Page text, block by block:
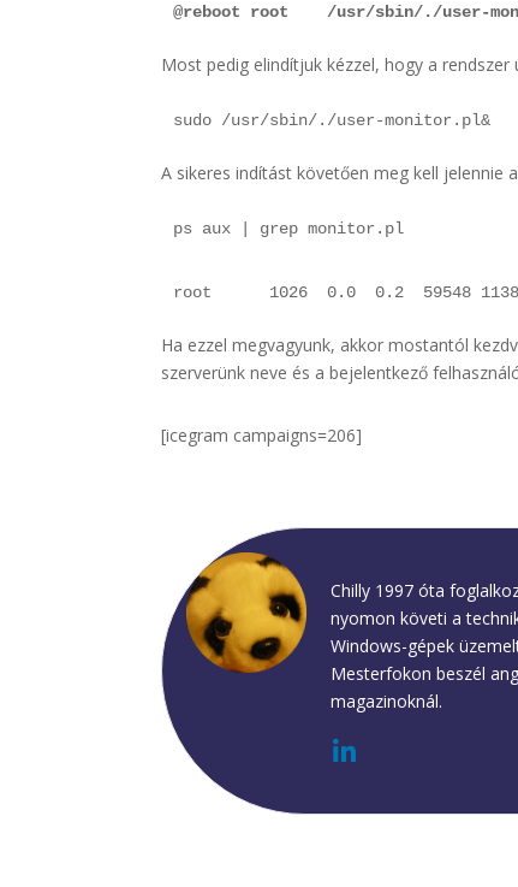
@reboot root    /usr/sbin/./user-
Most pedig elindítjuk kézzel, hogy a
sudo /usr/sbin/./user-monitor.pl&
A sikeres indítást követően meg kell jelennie
ps aux | grep monitor.pl
root      1026  0.0  0.2  59548
Ha ezzel megvagyunk, akkor mostantól
szerverünk neve és a bejelentkező
[icegram campaigns=206]
Chilly 1997 óta
nyomon követi a
Windows-gépek
Mesterfokon beszél
magazinoknál.